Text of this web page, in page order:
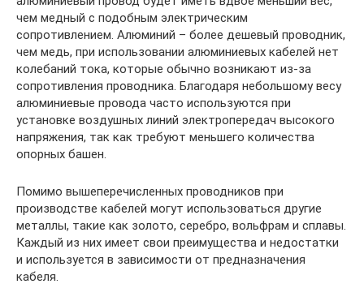
чем медный с подобным электрическим
сопротивлением. Алюминий – более дешевый проводник,
чем медь, при использовании алюминиевых кабелей нет
колебаний тока, которые обычно возникают из-за
сопротивления проводника. Благодаря небольшому весу
алюминиевые провода часто используются при
установке воздушных линий электропередач высокого
напряжения, так как требуют меньшего количества
опорных башен.
Помимо вышеперечисленных проводников при
производстве кабелей могут использоваться другие
металлы, такие как золото, серебро, вольфрам и сплавы.
Каждый из них имеет свои преимущества и недостатки
и используется в зависимости от предназначения
кабеля.